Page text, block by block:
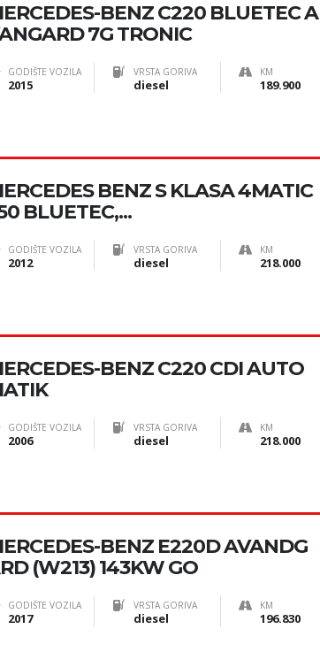
BENZ C220 BLUETEC A
7G TRONIC
GODIŠTE VOZILA
2015
VRSTA GORIVA
diesel
KM
189.900
BENZ S KLASA 4MATIC
BLUETEC,...
GODIŠTE VOZILA
2012
VRSTA GORIVA
diesel
KM
218.000
BENZ C220 CDI AUTO
GODIŠTE VOZILA
2006
VRSTA GORIVA
diesel
KM
218.000
BENZ E220D AVANDG
(W213) 143KW GO
GODIŠTE VOZILA
2017
VRSTA GORIVA
diesel
KM
196.830